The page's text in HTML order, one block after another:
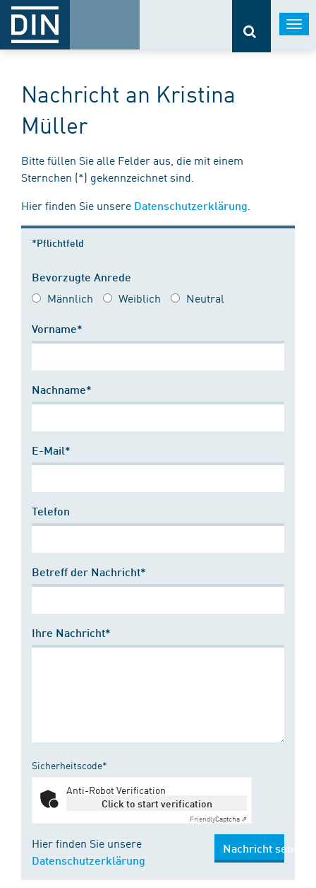
Nachricht an Kristina
Müller
Bitte füllen Sie alle Felder aus, die mit einem
Sternchen (*) gekennzeichnet sind.
Hier finden Sie unsere Datenschutzerklärung
*Pflichtfeld
Bevorzugte Anrede
Männlich Weiblich Neutral
Vorname*
Nachname*
E-Mail*
Telefon
Betreff der Nachricht*
Ihre Nachricht*
Sicherheitscode*
Anti-Robot Verification
Click to start verification
FriendlyCaptcha ⇗
Hier finden Sie unsere
Datenschutzerklärung
Nachricht senden